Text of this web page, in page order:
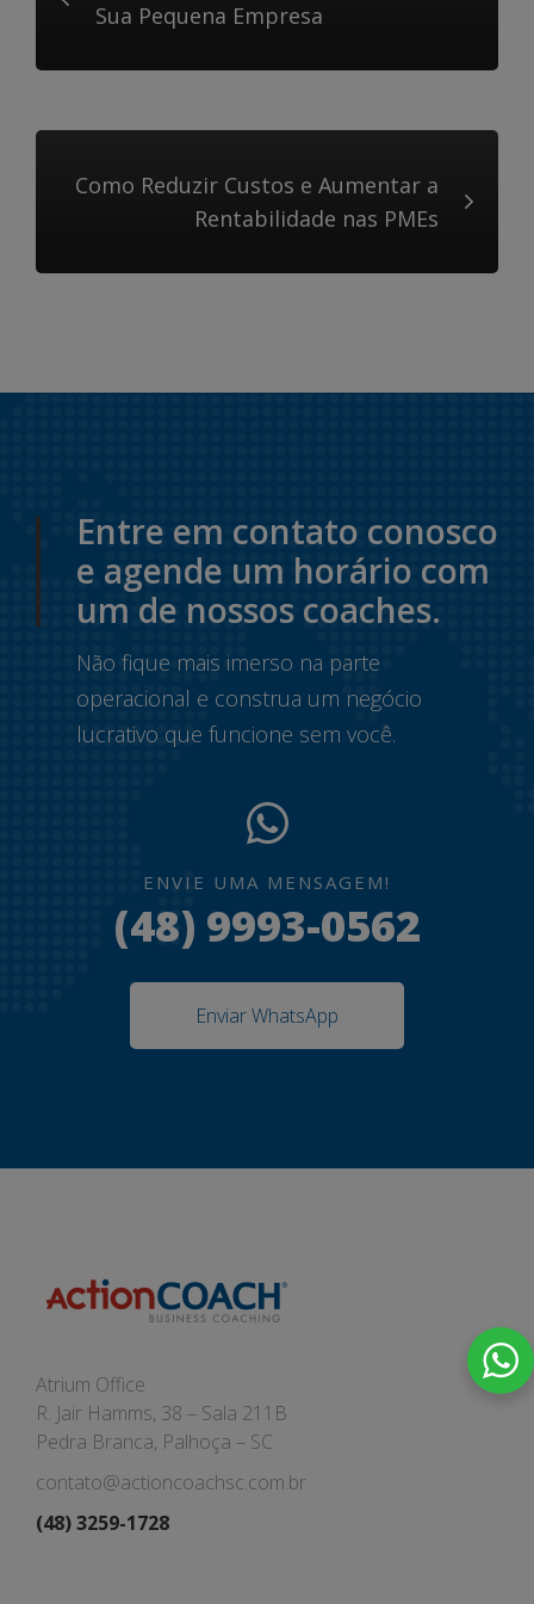
Sua Pequena Empresa
Como Reduzir Custos e Aumentar a
Rentabilidade nas PMEs
Entre em contato conosco
e agende um horário com
um de nossos coaches.
Não fique mais imerso na parte
operacional e construa um negócio
lucrativo que funcione sem você.
ENVIE UMA MENSAGEM!
(48) 9993-0562
Enviar WhatsApp
Atrium Office
R. Jair Hamms, 38 – Sala 211B
Pedra Branca, Palhoça – SC
contato@actioncoachsc.com.br
(48) 3259-1728